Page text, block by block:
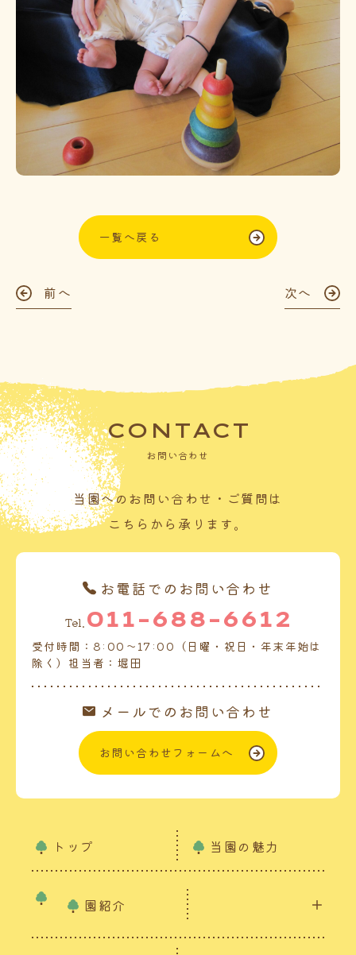
一覧へ戻る
前へ 次へ
CONTACT
お問い合わせ
当園へのお問い合わせ・ご質問は
こちらから承ります。
お電話でのお問い合わせ
Tel. 011-688-6612
受付時間：8:00～17:00（日曜・祝日・年末年始は
除く）担当者：堀田
メールでのお問い合わせ
お問い合わせフォームへ
トップ 当園の魅力
園紹介